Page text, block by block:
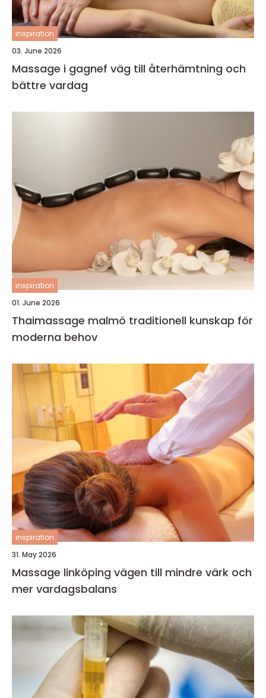
inspiration
03. June 2026
Massage i gagnef väg till återhämtning och
bättre vardag
inspiration
01. June 2026
Thaimassage malmö traditionell kunskap för
moderna behov
inspiration
31. May 2026
Massage linköping vägen till mindre värk och
mer vardagsbalans